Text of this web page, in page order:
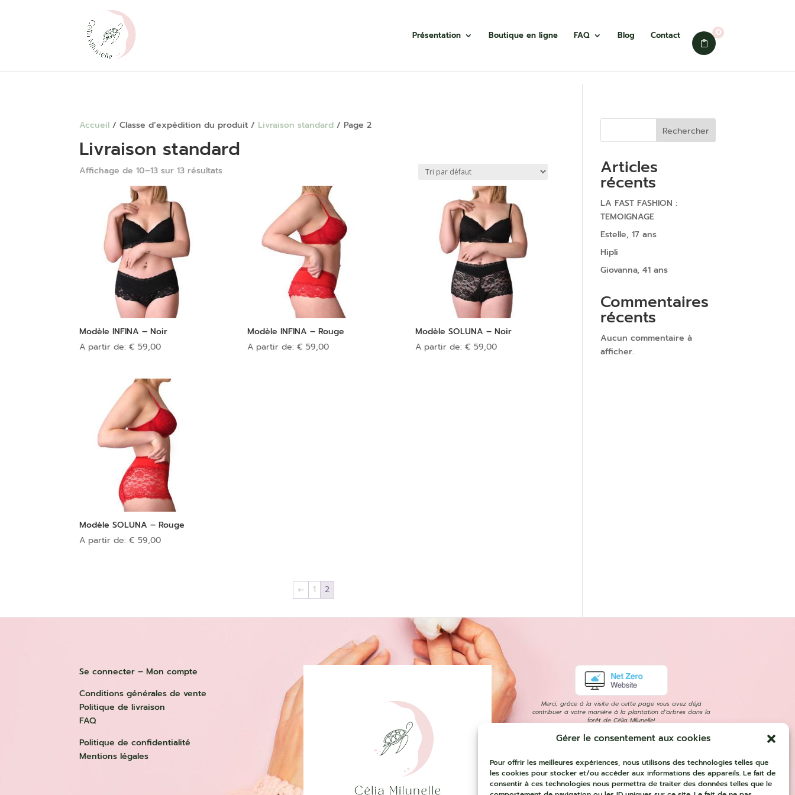
Gérer le consentement aux cookies
Pour offrir les meilleures expériences, nous utilisons des technologies telles que
les cookies pour stocker et/ou accéder aux informations des appareils. Le fait de
consentir à ces technologies nous permettra de traiter des données telles que le
Présentation Boutique en ligne FAQ Blog Contact 0
Accueil / Classe d’expédition du produit / Livraison standard / Page 2
Livraison standard
Affichage de 10–13 sur 13 résultats
Modèle INFINA – Noir
A partir de:€ 59,00
Modèle INFINA – Rouge
A partir de: € 59,00
Modèle SOLUNA – Noir
A partir de: € 59,00
Modèle SOLUNA – Rouge
A partir de:€ 59,00
← 1 2
Rechercher
Articles
récents
LA FAST FASHION :
TEMOIGNAGE
Estelle, 17 ans
Hipli
Giovanna, 41 ans
Commentaires
récents
Aucun commentaire à
afficher.
Se connecter – Mon compte
Conditions générales de vente
Politique de livraison
FAQ
Politique de confidentialité
Mentions légales
Merci, grâce à la visite de cette page vous avez déjà
contribuer à votre manière à la plantation d’arbres dans la
forêt de Célia Milunelle!